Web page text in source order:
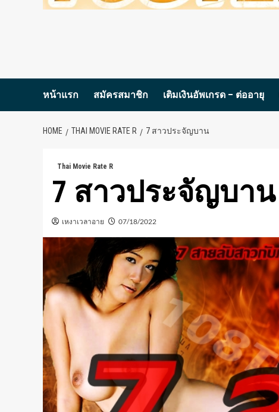
หน้าแรก สมัครสมาชิก เติมเงินอัพเกรด – ต่ออายุ
HOME THAI MOVIE RATE R 7 สาวประจัญบาน
Thai Movie Rate R
7 สาวประจัญบาน
เหงาเวลาอาย 07/18/2022